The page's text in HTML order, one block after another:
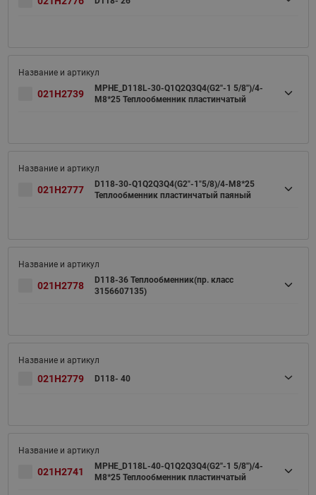
021H2739
MPHE_D118L-30-Q1Q2Q3Q4(G2''-1 5/8'')/4-
M8*25 Теплообменник пластинчатый
021H2777
D118-30-Q1Q2Q3Q4(G2"-1"5/8)/4-M8*25
Теплообменник пластинчатый паяный
021H2778
D118-36 Теплообменник(пр. класс
3156607135)
021H2779 D118- 40
021H2741
MPHE_D118L-40-Q1Q2Q3Q4(G2''-1 5/8'')/4-
M8*25 Теплообменник пластинчатый